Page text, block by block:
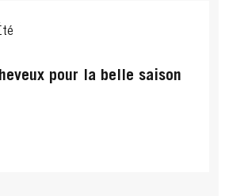
pour la belle saison